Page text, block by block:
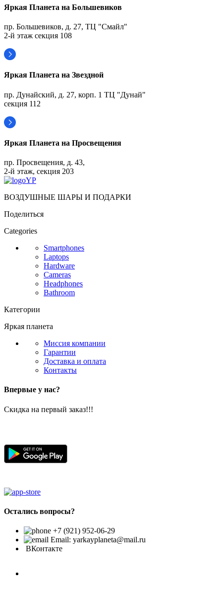
Яркая Планета на Большевиков
пр. Большевиков, д. 27, ТЦ "Смайл"
2-й этаж секция 108
Яркая Планета на Звездной
пр. Дунайский, д. 27, корп. 1 ТЦ "Дунай"
секция 112
Яркая Планета на Просвещения
пр. Просвещения, д. 43,
2-й этаж, секция 203
ВОЗДУШНЫЕ ШАРЫ И ПОДАРКИ
Поделиться
Categories
Smartphones
Laptops
Hardware
Cameras
Headphones
Bathroom
Категории
Яркая планета
Миссия компании
Гарантии
Доставка и оплата
Контакты
Впервые у нас?
Скидка на первый заказ!!!
Остались вопросы?
+7 (921) 952-06-29
Email: yarkayplaneta@mail.ru
ВКонтакте